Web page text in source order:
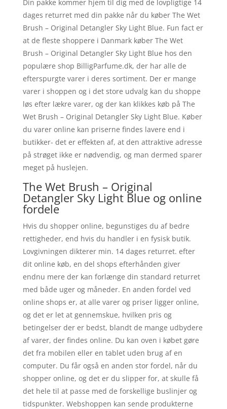
Din pakke kommer hjem til dig med de lovpligtige 14
dages returret med din pakke når du køber The Wet
Brush – Original Detangler Sky Light Blue. Fun fact er
at de fleste shoppere i Danmark køber The Wet
Brush – Original Detangler Sky Light Blue hos den
populære shop BilligParfume.dk, der har alle de
efterspurgte varer i deres sortiment. Der er mange
varer i shoppen og i det store udvalg kan du shoppe
løs efter lækre varer, og der kan klikkes køb på The
Wet Brush – Original Detangler Sky Light Blue. Køber
du varer online kan priserne findes lavere end i
butikker- det er effekten af, at den attraktive adresse
på strøget ikke er nødvendig, og man dermed sparer
meget på huslejen.
The Wet Brush – Original
Detangler Sky Light Blue og online
fordele
Hvis du shopper online, begunstiges du af bedre
rettigheder, end hvis du handler i en fysisk butik.
Lovgivningen dikterer min. 14 dages returret. efter
dit online køb, en del shops efterhånden giver
endnu mere der kan forlænge din standard returret
med både uger og måneder. En anden fordel ved
online shops er, at alle varer og priser ligger online,
og det er let at gennemskue, hvilken pris og
betingelser der er bedst, blandt de mange udbydere
af varer, der findes online. Du kan oven i købet gøre
det fra mobilen eller en tablet uden brug af en
computer. Du får også en anden stor fordel, når du
shopper online, og det er du slipper for, at skulle få
det hele til at passe med de forskellige buslinjer og
tidspunkter. Webshoppen kan sende produkterne